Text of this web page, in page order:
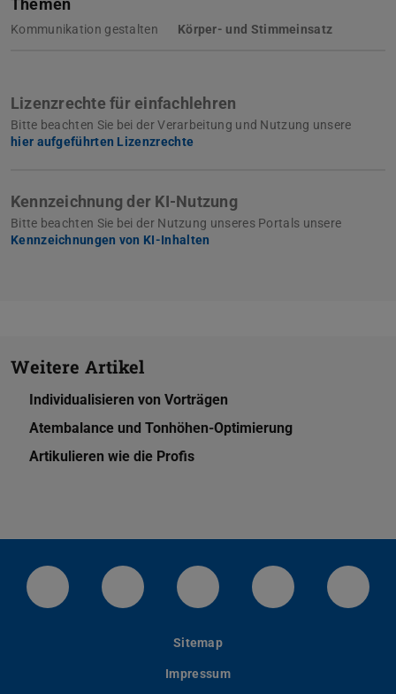
Themen
Kommunikation gestalten Körper- und Stimmeinsatz
Lizenzrechte für einfachlehren
Bitte beachten Sie bei der Verarbeitung und Nutzung unsere
hier aufgeführten Lizenzrechte
Kennzeichnung der KI-Nutzung
Bitte beachten Sie bei der Nutzung unseres Portals unsere
Kennzeichnungen von KI-Inhalten
Weitere Artikel
Individualisieren von Vorträgen
Atembalance und Tonhöhen-Optimierung
Artikulieren wie die Profis
LinkedIn-Seite der TU Darmstadt
Instagram-Kanal der TU
Bluesky-Kanal der TU
Facebook-
Sitemap
Impressum